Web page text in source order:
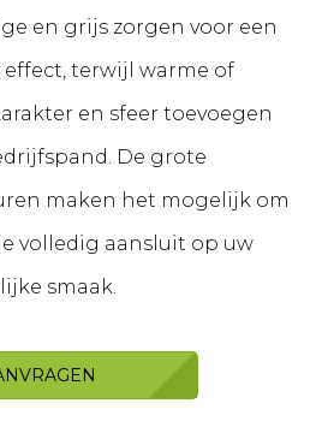
en grijs zorgen voor een
terwijl warme of
en sfeer toevoegen
De grote
maken het mogelijk om
volledig aansluit op uw
smaak.